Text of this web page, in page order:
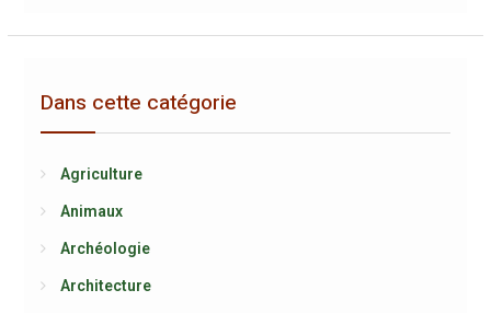
Dans cette catégorie
Agriculture
Animaux
Archéologie
Architecture